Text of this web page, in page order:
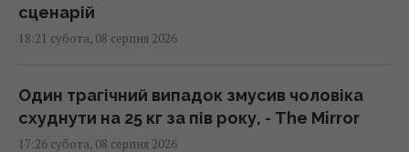
сценарій
18:21 субота, 08 серпня 2026
Один трагічний випадок змусив чоловіка
схуднути на 25 кг за пів року, - The Mirror
17:26 субота, 08 серпня 2026